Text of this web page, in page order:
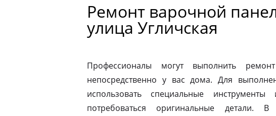
Ремонт варочной
улица Угличская
Профессионалы могут выполнить
непосредственно у вас дома. Для
использовать специальные
потребоваться оригинальные